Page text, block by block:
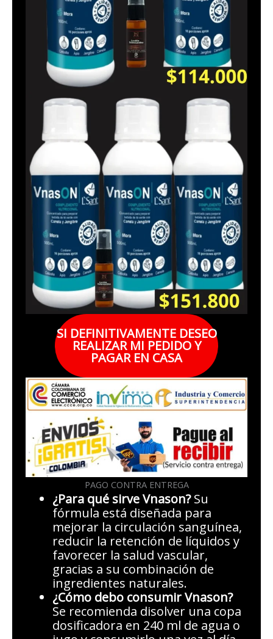
SI DEFINITIVAMENTE DESEO
REALIZAR MI PEDIDO Y
PAGAR EN CASA
PAGO CONTRA ENTREGA
¿Para qué sirve Vnason?Su
fórmula está diseñada para
mejorar la circulación sanguínea,
reducir la retención de líquidos y
favorecer la salud vascular,
gracias a su combinación de
ingredientes naturales.
¿Cómo debo consumir Vnason?
Se recomienda disolver una copa
dosificadora en 240 ml de agua o